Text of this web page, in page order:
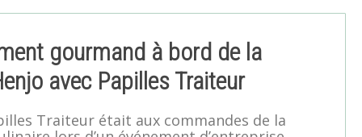
gourmand à bord de la
avec Papilles Traiteur
Traiteur était aux commandes de la